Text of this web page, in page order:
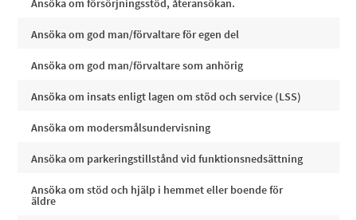
Ansöka om försörjningsstöd, återansökan.
Ansöka om god man/förvaltare för egen del
Ansöka om god man/förvaltare som anhörig
Ansöka om insats enligt lagen om stöd och service (LSS)
Ansöka om modersmålsundervisning
Ansöka om parkeringstillstånd vid funktionsnedsättning
Ansöka om stöd och hjälp i hemmet eller boende för
äldre